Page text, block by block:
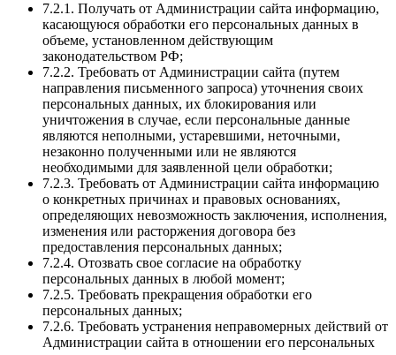
7.2.1. Получать от Администрации сайта информацию,
касающуюся обработки его персональных данных в
объеме, установленном действующим
законодательством РФ;
7.2.2. Требовать от Администрации сайта (путем
направления письменного запроса) уточнения своих
персональных данных, их блокирования или
уничтожения в случае, если персональные данные
являются неполными, устаревшими, неточными,
незаконно полученными или не являются
необходимыми для заявленной цели обработки;
7.2.3. Требовать от Администрации сайта информацию
о конкретных причинах и правовых основаниях,
определяющих невозможность заключения, исполнения,
изменения или расторжения договора без
предоставления персональных данных;
7.2.4. Отозвать свое согласие на обработку
персональных данных в любой момент;
7.2.5. Требовать прекращения обработки его
персональных данных;
7.2.6. Требовать устранения неправомерных действий от
Администрации сайта в отношении его персональных